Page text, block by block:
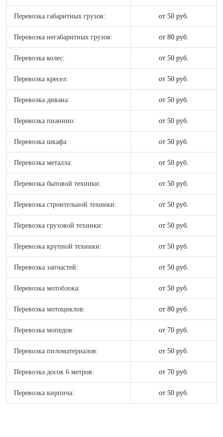
Перевозка габаритных грузов: от 50 руб.
Перевозка негабаритных грузов: от 80 руб.
Перевозка колес: от 50 руб.
Перевозка кресел: от 50 руб.
Перевозка дивана: от 50 руб.
Перевозка пианино: от 50 руб.
Перевозка шкафа: от 50 руб.
Перевозка металла: от 50 руб.
Перевозка бытовой техники: от 50 руб.
Перевозка строительной техники: от 50 руб.
Перевозка грузовой техники: от 50 руб.
Перевозка крупной техники: от 50 руб.
Перевозка запчастей: от 50 руб.
Перевозка мотоблока: от 50 руб.
Перевозка мотоциклов: от 80 руб.
Перевозка мопедов: от 70 руб.
Перевозка пиломатериалов: от 50 руб.
Перевозка досок 6 метров: от 70 руб.
Перевозка кирпича: от 50 руб.